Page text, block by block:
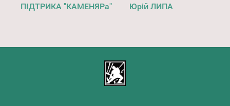
ПІДТРИКА "КАМЕНЯРа" Юрій ЛИПА